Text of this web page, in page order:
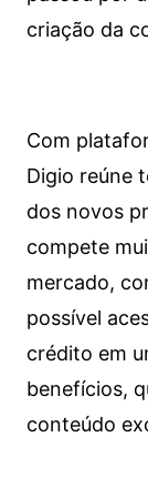
criação da
Com
Digio reúne
dos novos
compete
mercado,
possível
crédito em
benefícios,
conteúdo